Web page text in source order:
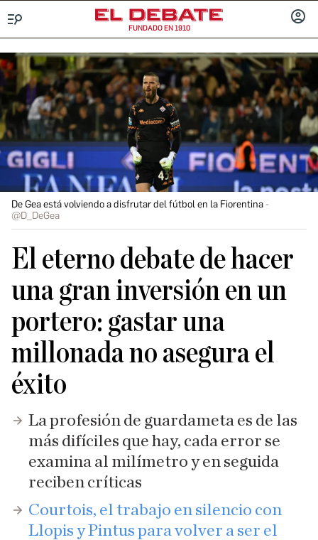
FUNDADO EN 1910
De Gea está volviendo a disfrutar del fútbol en la Fiorentina
@D_DeGea
El eterno debate de hacer
una gran inversión en un
portero: gastar una
millonada no asegura el
éxito
La profesión de guardameta es de las
más difíciles que hay, cada error se
examina al milímetro y en seguida
reciben críticas
Courtois, el trabajo en silencio con
Llopis y Pintus para volver a ser el